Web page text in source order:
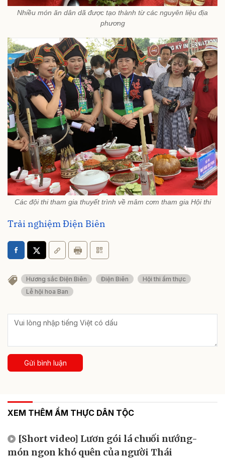
Nhiều món ăn dân dã được tạo thành từ các nguyên liệu địa
phương
Các đội thi tham gia thuyết trình về mâm cơm tham gia Hội thi
Trải nghiệm Điện Biên
Hương sắc Điện Biên Điện Biên
Hội thi ẩm thực
Lễ hội hoa Ban
Gửi bình luận
XEM THÊM ẨM THỰC DÂN TỘC
[Short video] Lươn gói lá chuối nướng-
món ngon khó quên của người Thái